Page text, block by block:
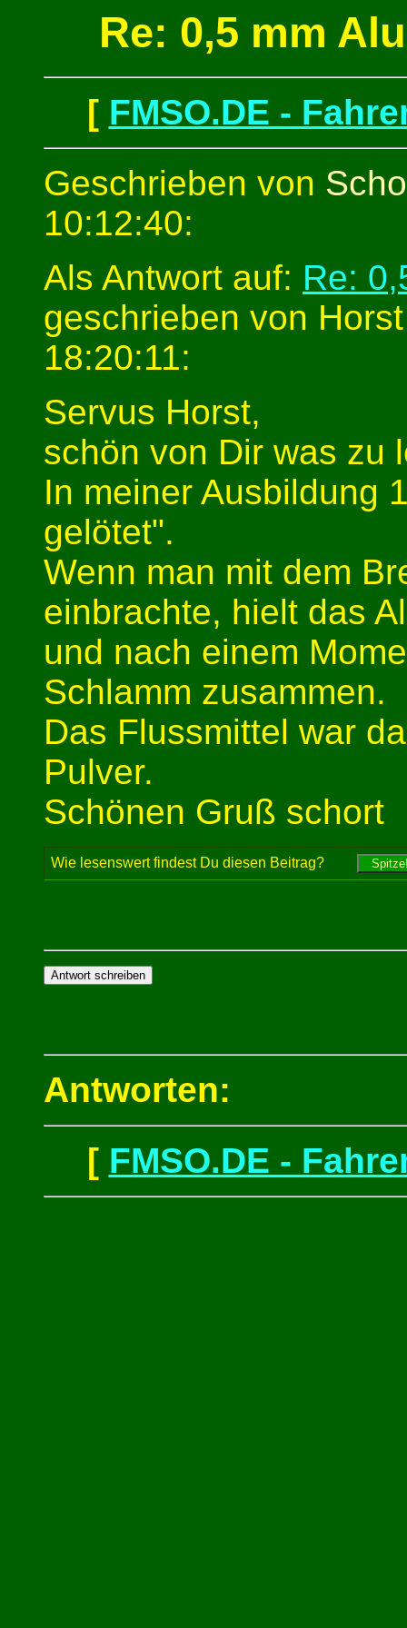
Re: 0,5 mm
[ FMSO.DE -
Geschrieben von
10:12:40:
Als Antwort auf: Re:
geschrieben von
18:20:11:
Servus Horst,
schön von Dir was zu
In meiner Ausbildung
gelötet".
Wenn man mit dem
einbrachte, hielt das
und nach einem
Schlamm zusammen.
Das Flussmittel war
Pulver.
Schönen Gruß schort
Wie lesenswert findest Du diesen Beitrag?
Antworten:
[ FMSO.DE -